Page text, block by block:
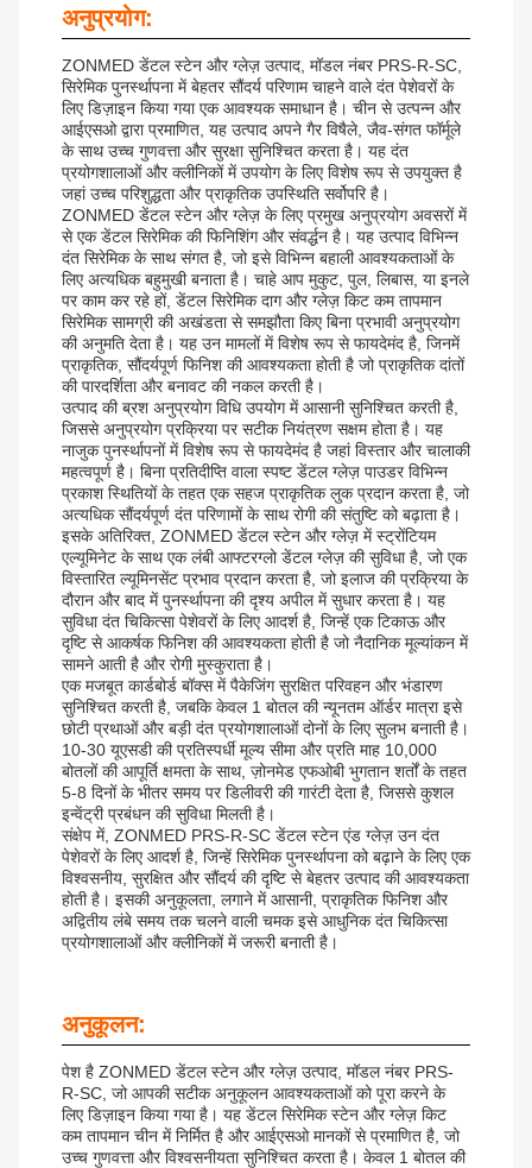
अनुप्रयोग:
ZONMED डेंटल स्टेन और ग्लेज़ उत्पाद, मॉडल नंबर PRS-R-SC,
सिरेमिक पुनर्स्थापना में बेहतर सौंदर्य परिणाम चाहने वाले दंत पेशेवरों के
लिए डिज़ाइन किया गया एक आवश्यक समाधान है। चीन से उत्पन्न और
आईएसओ द्वारा प्रमाणित, यह उत्पाद अपने गैर विषैले, जैव-संगत फॉर्मूले
के साथ उच्च गुणवत्ता और सुरक्षा सुनिश्चित करता है। यह दंत
प्रयोगशालाओं और क्लीनिकों में उपयोग के लिए विशेष रूप से उपयुक्त है
जहां उच्च परिशुद्धता और प्राकृतिक उपस्थिति सर्वोपरि है।
ZONMED डेंटल स्टेन और ग्लेज़ के लिए प्रमुख अनुप्रयोग अवसरों में
से एक डेंटल सिरेमिक की फिनिशिंग और संवर्द्धन है। यह उत्पाद विभिन्न
दंत सिरेमिक के साथ संगत है, जो इसे विभिन्न बहाली आवश्यकताओं के
लिए अत्यधिक बहुमुखी बनाता है। चाहे आप मुकुट, पुल, लिबास, या इनले
पर काम कर रहे हों, डेंटल सिरेमिक दाग और ग्लेज़ किट कम तापमान
सिरेमिक सामग्री की अखंडता से समझौता किए बिना प्रभावी अनुप्रयोग
की अनुमति देता है। यह उन मामलों में विशेष रूप से फायदेमंद है, जिनमें
प्राकृतिक, सौंदर्यपूर्ण फिनिश की आवश्यकता होती है जो प्राकृतिक दांतों
की पारदर्शिता और बनावट की नकल करती है।
उत्पाद की ब्रश अनुप्रयोग विधि उपयोग में आसानी सुनिश्चित करती है,
जिससे अनुप्रयोग प्रक्रिया पर सटीक नियंत्रण सक्षम होता है। यह
नाजुक पुनर्स्थापनों में विशेष रूप से फायदेमंद है जहां विस्तार और चालाकी
महत्वपूर्ण है। बिना प्रतिदीप्ति वाला स्पष्ट डेंटल ग्लेज़ पाउडर विभिन्न
प्रकाश स्थितियों के तहत एक सहज प्राकृतिक लुक प्रदान करता है, जो
अत्यधिक सौंदर्यपूर्ण दंत परिणामों के साथ रोगी की संतुष्टि को बढ़ाता है।
इसके अतिरिक्त, ZONMED डेंटल स्टेन और ग्लेज़ में स्ट्रोंटियम
एल्यूमिनेट के साथ एक लंबी आफ्टरग्लो डेंटल ग्लेज़ की सुविधा है, जो एक
विस्तारित ल्यूमिनसेंट प्रभाव प्रदान करता है, जो इलाज की प्रक्रिया के
दौरान और बाद में पुनर्स्थापना की दृश्य अपील में सुधार करता है। यह
सुविधा दंत चिकित्सा पेशेवरों के लिए आदर्श है, जिन्हें एक टिकाऊ और
दृष्टि से आकर्षक फिनिश की आवश्यकता होती है जो नैदानिक ​​​​मूल्यांकन में
सामने आती है और रोगी मुस्कुराता है।
एक मजबूत कार्डबोर्ड बॉक्स में पैकेजिंग सुरक्षित परिवहन और भंडारण
सुनिश्चित करती है, जबकि केवल 1 बोतल की न्यूनतम ऑर्डर मात्रा इसे
छोटी प्रथाओं और बड़ी दंत प्रयोगशालाओं दोनों के लिए सुलभ बनाती है।
10-30 यूएसडी की प्रतिस्पर्धी मूल्य सीमा और प्रति माह 10,000
बोतलों की आपूर्ति क्षमता के साथ, ज़ोनमेड एफओबी भुगतान शर्तों के तहत
5-8 दिनों के भीतर समय पर डिलीवरी की गारंटी देता है, जिससे कुशल
इन्वेंट्री प्रबंधन की सुविधा मिलती है।
संक्षेप में, ZONMED PRS-R-SC डेंटल स्टेन एंड ग्लेज़ उन दंत
पेशेवरों के लिए आदर्श है, जिन्हें सिरेमिक पुनर्स्थापना को बढ़ाने के लिए एक
विश्वसनीय, सुरक्षित और सौंदर्य की दृष्टि से बेहतर उत्पाद की आवश्यकता
होती है। इसकी अनुकूलता, लगाने में आसानी, प्राकृतिक फिनिश और
अद्वितीय लंबे समय तक चलने वाली चमक इसे आधुनिक दंत चिकित्सा
प्रयोगशालाओं और क्लीनिकों में जरूरी बनाती है।
अनुकूलन:
पेश है ZONMED डेंटल स्टेन और ग्लेज़ उत्पाद, मॉडल नंबर PRS-
R-SC, जो आपकी सटीक अनुकूलन आवश्यकताओं को पूरा करने के
लिए डिज़ाइन किया गया है। यह डेंटल सिरेमिक स्टेन और ग्लेज़ किट
कम तापमान चीन में निर्मित है और आईएसओ मानकों से प्रमाणित है, जो
उच्च गुणवत्ता और विश्वसनीयता सुनिश्चित करता है। केवल 1 बोतल की